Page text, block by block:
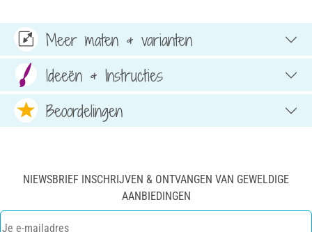
Meer maten & varianten
Ideeën & Instructies
Beoordelingen
NIEWSBRIEF INSCHRIJVEN & ONTVANGEN VAN GEWELDIGE
AANBIEDINGEN